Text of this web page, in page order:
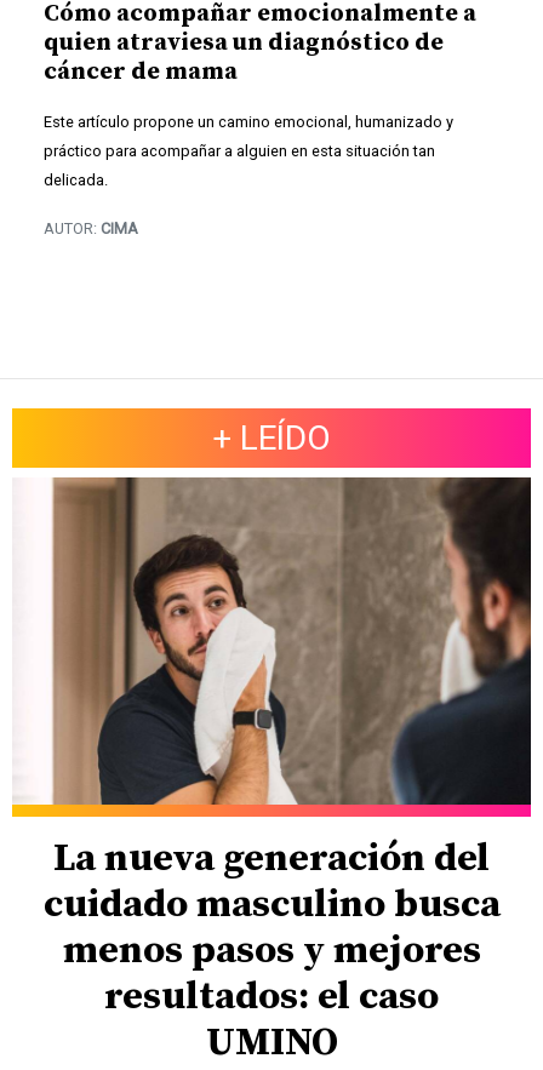
Cómo acompañar emocionalmente a
quien atraviesa un diagnóstico de
cáncer de mama
Este artículo propone un camino emocional, humanizado y
práctico para acompañar a alguien en esta situación tan
delicada.
AUTOR: CIMA
+ LEÍDO
La nueva generación del
cuidado masculino busca
menos pasos y mejores
resultados: el caso
UMINO